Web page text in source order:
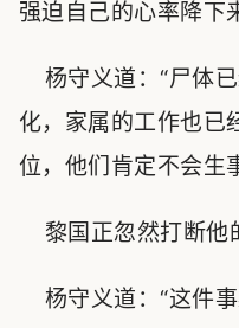
强迫自己的心率降下
杨守义道：“尸体
化，家属的工作也已
位，他们肯定不会
黎国正忽然打断他
杨守义道：“这件